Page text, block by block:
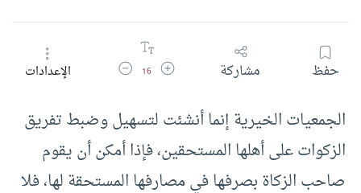
حفظ مشاركة زيادة حجم الخط
16 تقليل حجم الخطالإعدادات
الجمعيات الخيرية إنما أنشئت لتسهيل وضبط تفريق
الزكوات على أهلها المستحقين، فإذا أمكن أن يقوم
صاحب الزكاة بصرفها في مصارفها المستحقة لها، فلا